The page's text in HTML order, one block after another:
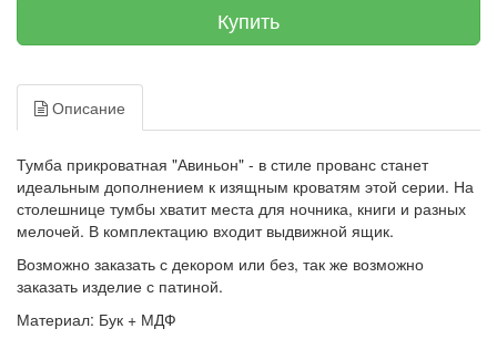
Купить
Описание
Тумба прикроватная "Авиньон" - в стиле прованс станет
идеальным дополнением к изящным кроватям этой серии. На
столешнице тумбы хватит места для ночника, книги и разных
мелочей. В комплектацию входит выдвижной ящик.
Возможно заказать с декором или без, так же возможно
заказать изделие с патиной.
Материал: Бук + МДФ